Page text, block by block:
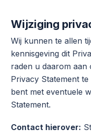
Wijziging
Wij kunnen te allen
kennisgeving dit
raden u daarom aan
Privacy Statement
bent met eventuele
Statement.
Contact hierover: